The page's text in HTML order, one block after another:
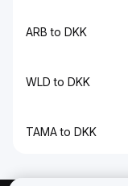
ARB to DKK
WLD to DKK
TAMA to DKK